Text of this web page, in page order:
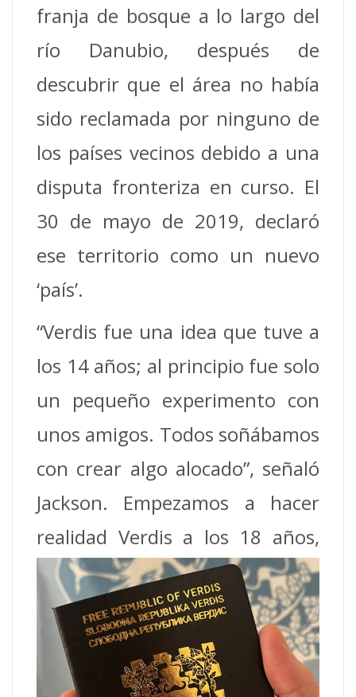
franja de bosque a lo largo del
río Danubio, después de
descubrir que el área no había
sido reclamada por ninguno de
los países vecinos debido a una
disputa fronteriza en curso. El
30 de mayo de 2019, declaró
ese territorio como un nuevo
‘país’.
“Verdis fue una idea que tuve a
los 14 años; al principio fue solo
un pequeño experimento con
unos amigos. Todos soñábamos
con crear algo alocado”, señaló
Jackson. Empezamos a hacer
realidad Verdis a los 18 años,